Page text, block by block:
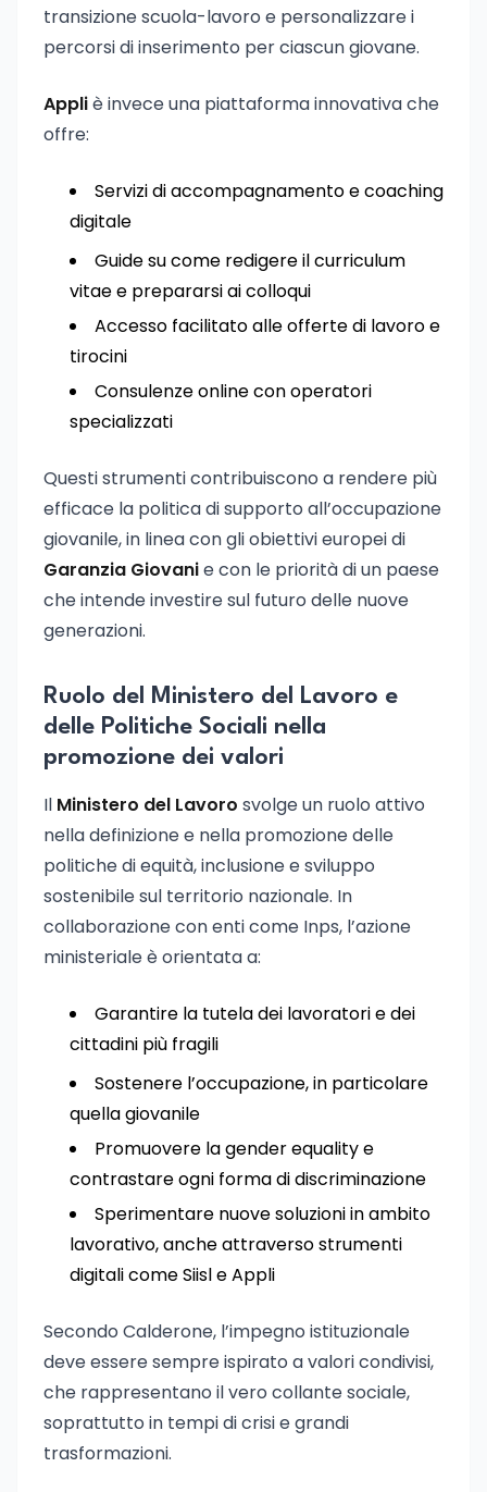
transizione scuola-lavoro e personalizzare i
percorsi di inserimento per ciascun giovane.
Appliè invece una piattaforma innovativa che
offre:
Servizi di accompagnamento e coaching
digitale
Guide su come redigere il curriculum
vitae e prepararsi ai colloqui
Accesso facilitato alle offerte di lavoro e
tirocini
Consulenze online con operatori
specializzati
Questi strumenti contribuiscono a rendere più
efficace la politica di supporto all’occupazione
giovanile, in linea con gli obiettivi europei di
Garanzia Giovanie con le priorità di un paese
che intende investire sul futuro delle nuove
generazioni.
Ruolo del Ministero del Lavoro e
delle Politiche Sociali nella
promozione dei valori
Il Ministero del Lavoro svolge un ruolo attivo
nella definizione e nella promozione delle
politiche di equità, inclusione e sviluppo
sostenibile sul territorio nazionale. In
collaborazione con enti come Inps, l’azione
ministeriale è orientata a:
Garantire la tutela dei lavoratori e dei
cittadini più fragili
Sostenere l’occupazione, in particolare
quella giovanile
Promuovere la gender equality e
contrastare ogni forma di discriminazione
Sperimentare nuove soluzioni in ambito
lavorativo, anche attraverso strumenti
digitali come Siisl e Appli
Secondo Calderone, l’impegno istituzionale
deve essere sempre ispirato a valori condivisi,
che rappresentano il vero collante sociale,
soprattutto in tempi di crisi e grandi
trasformazioni.